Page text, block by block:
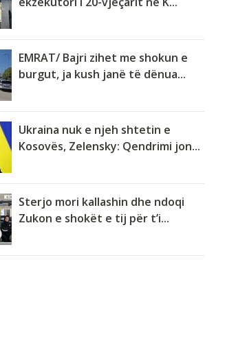
EMRAT/ Bajri zihet me shokun e
burgut, ja kush janë të dënua...
Ukraina nuk e njeh shtetin e
Kosovës, Zelensky: Qendrimi jon...
Sterjo mori kallashin dhe ndoqi
Zukon e shokët e tij për t’i...